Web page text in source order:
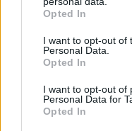
grant or deny consent
use your data for below
consent section.
Opted In
I want to opt-out of
Personal Data.
Opted In
I want to opt-out of
Personal Data for
Opted In